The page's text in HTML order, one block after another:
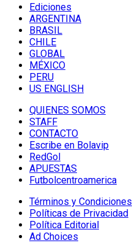
Ediciones
ARGENTINA
BRASIL
CHILE
GLOBAL
MÉXICO
PERU
US ENGLISH
QUIENES SOMOS
STAFF
CONTACTO
Escribe en Bolavip
RedGol
APUESTAS
Futbolcentroamerica
Términos y Condiciones
Políticas de Privacidad
Política Editorial
Ad Choices